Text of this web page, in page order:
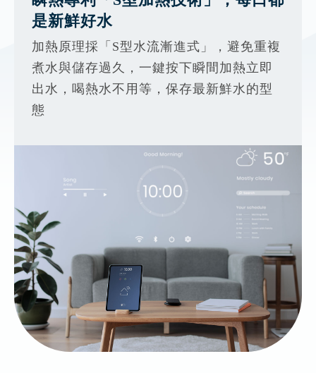
是新鮮好水
加熱原理採「S型水流漸進式」，避免重複
煮水與儲存過久，一鍵按下瞬間加熱立即
出水，喝熱水不用等，保存最新鮮水的型
態